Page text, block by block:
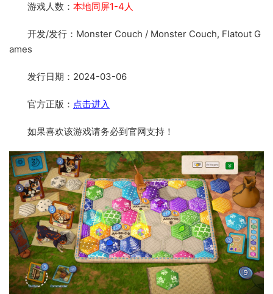
游戏人数： 本地同屏1-4人
开发/发行：Monster Couch / Monster Couch, Flatout G
ames
发行日期：2024-03-06
官方正版： 点击进入
如果喜欢该游戏请务必到官网支持！